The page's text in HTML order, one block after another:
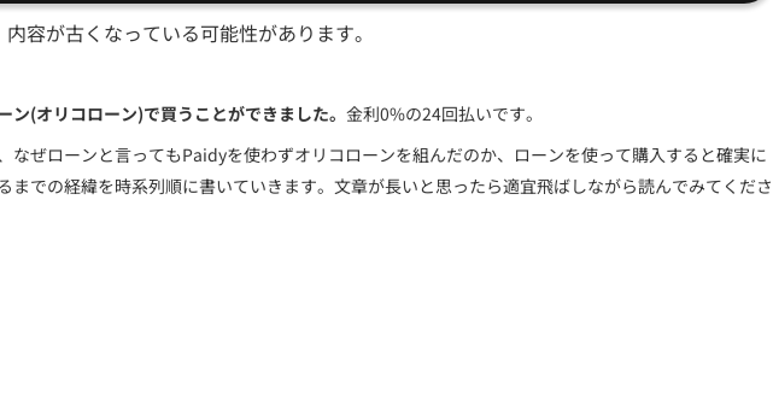
容が古くなっている可能性があります。
(オリコローン)で買うことができました。 金利0%の24回払いです。
ぜローンと言ってもPaidyを使わずオリコローンを組んだのか、ローンを使って購入すると確実に
での経緯を時系列順に書いていきます。文章が長いと思ったら適宜飛ばしながら読んでみてくださ